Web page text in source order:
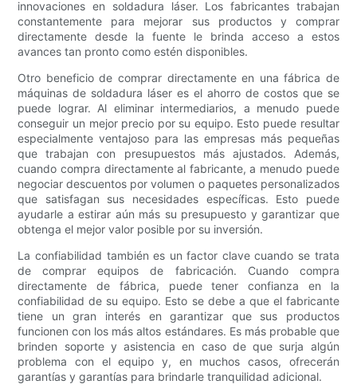
innovaciones en soldadura láser. Los fabricantes trabajan
constantemente para mejorar sus productos y comprar
directamente desde la fuente le brinda acceso a estos
avances tan pronto como estén disponibles.
Otro beneficio de comprar directamente en una fábrica de
máquinas de soldadura láser es el ahorro de costos que se
puede lograr. Al eliminar intermediarios, a menudo puede
conseguir un mejor precio por su equipo. Esto puede resultar
especialmente ventajoso para las empresas más pequeñas
que trabajan con presupuestos más ajustados. Además,
cuando compra directamente al fabricante, a menudo puede
negociar descuentos por volumen o paquetes personalizados
que satisfagan sus necesidades específicas. Esto puede
ayudarle a estirar aún más su presupuesto y garantizar que
obtenga el mejor valor posible por su inversión.
La confiabilidad también es un factor clave cuando se trata
de comprar equipos de fabricación. Cuando compra
directamente de fábrica, puede tener confianza en la
confiabilidad de su equipo. Esto se debe a que el fabricante
tiene un gran interés en garantizar que sus productos
funcionen con los más altos estándares. Es más probable que
brinden soporte y asistencia en caso de que surja algún
problema con el equipo y, en muchos casos, ofrecerán
garantías y garantías para brindarle tranquilidad adicional.